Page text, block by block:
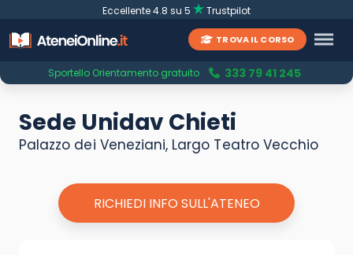
Eccellente 4.8 su 5 Trustpilot
TROVA IL CORSO
Sportello Orientamento gratuito 333 79 41 245
Sede Unidav Chieti
Palazzo dei Veneziani, Largo Teatro Vecchio
RICHIEDI INFO SULL'ATENEO